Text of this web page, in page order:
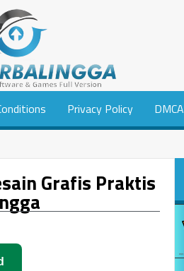
Privacy Policy DMCA
Grafis Praktis